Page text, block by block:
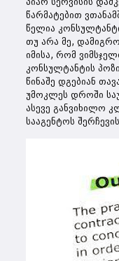
წარმატებით
წელია
თუ არა მე,
იმისა, რომ
კონსულტანტის
წინაშე დგებიან
უმოკლეს დროში
ასევე განვიხილო
სააგენტოს